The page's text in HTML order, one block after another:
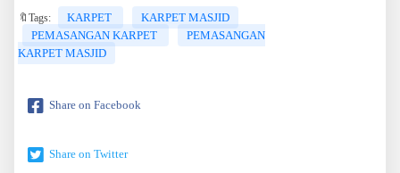
🔖Tags: KARPET
KARPET MASJID
PEMASANGAN KARPET
PEMASANGAN
KARPET MASJID
Share on Facebook
Share on Twitter